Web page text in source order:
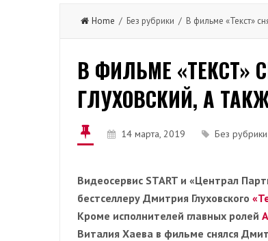
Home / Без рубрики / В фильме «Текст»
В ФИЛЬМЕ «ТЕКСТ»
ГЛУХОВСКИЙ, А
14 марта, 2019 Без рубрики
Видеосервис START и «Централ
бестселлеру Дмитрия Глуховского
Кроме исполнителей главных ролей
Виталия Хаева в фильме снялся